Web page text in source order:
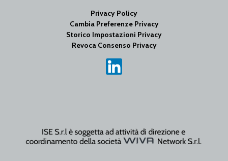
Privacy Policy
Cambia Preferenze Privacy
Storico Impostazioni Privacy
Revoca Consenso Privacy